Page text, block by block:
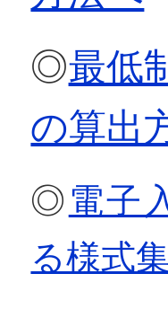
◎最低
の算出
◎ 電子
る様式